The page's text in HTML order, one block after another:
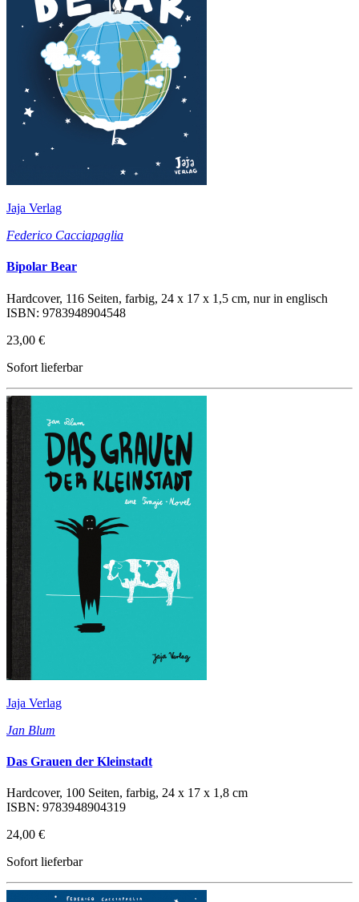
Jaja Verlag
Federico Cacciapaglia
Bipolar Bear
Hardcover, 116 Seiten, farbig, 24 x 17 x 1,5 cm, nur in englisch
ISBN: 9783948904548
23,00 €
Sofort lieferbar
Jaja Verlag
Jan Blum
Das Grauen der Kleinstadt
Hardcover, 100 Seiten, farbig, 24 x 17 x 1,8 cm
ISBN: 9783948904319
24,00 €
Sofort lieferbar